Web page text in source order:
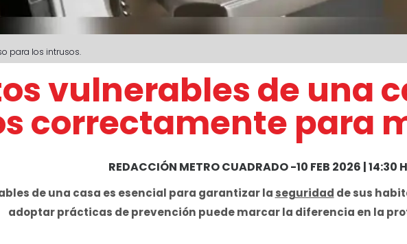
para los intrusos.
vulnerables de una
correctamente para
REDACCIÓN METRO CUADRADO-10 FEB 2026 | 14:30 H
de una casa es esencial para garantizar la seguridad de sus
adoptar prácticas de prevención puede marcar la diferencia en la